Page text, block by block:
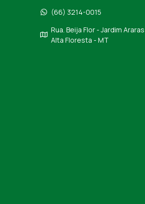
(66) 3214-0015
Rua. Beija Flor - Jardim Araras
Alta Floresta - MT